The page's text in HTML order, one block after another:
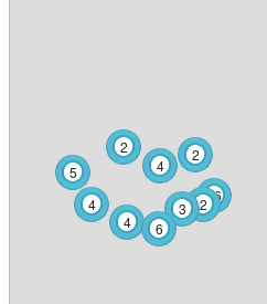
4 6
4
5
2
4
2
3 216